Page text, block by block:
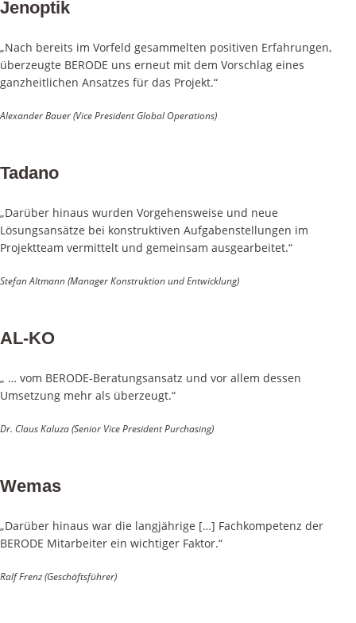
Jenoptik
„Nach bereits im Vorfeld gesammelten positiven Erfahrungen,
überzeugte BERODE uns erneut mit dem Vorschlag eines
ganzheitlichen Ansatzes für das Projekt.“
Alexander Bauer (Vice President Global Operations)
Tadano
„Darüber hinaus wurden Vorgehensweise und neue
Lösungsansätze bei konstruktiven Aufgabenstellungen im
Projektteam vermittelt und gemeinsam ausgearbeitet.“
Stefan Altmann (Manager Konstruktion und Entwicklung)
AL-KO
„ … vom BERODE-Beratungsansatz und vor allem dessen
Umsetzung mehr als überzeugt.“
Dr. Claus Kaluza (Senior Vice President Purchasing)
Wemas
„Darüber hinaus war die langjährige […] Fachkompetenz der
BERODE Mitarbeiter ein wichtiger Faktor.“
Ralf Frenz (Geschäftsführer)